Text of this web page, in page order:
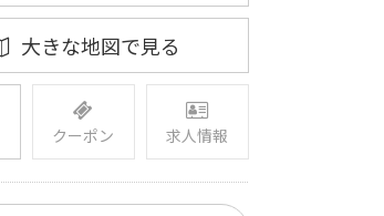
大きな地図で見る
クーポン 求人情報